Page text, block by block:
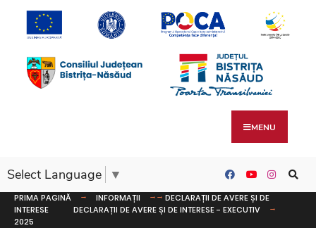
MENU
Select Language ▼
PRIMA PAGINĂ INFORMAȚII
DECLARAȚII DE AVERE ȘI DE
INTERESE
DECLARAȚII DE AVERE ȘI DE INTERESE - EXECUTIV
2025